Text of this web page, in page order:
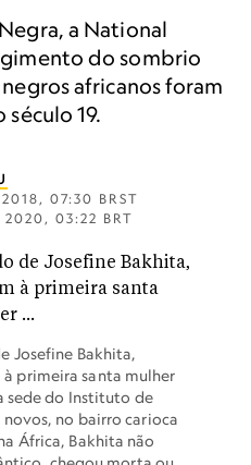
a National
do sombrio
africanos foram
19.
07:30 BRST
2020, 03:22 BRT
Josefine Bakhita,
primeira santa mulher
sede do Instituto de
no bairro carioca
África, Bakhita não